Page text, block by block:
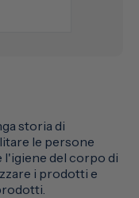
storia di
le persone
l'igiene del corpo di
i prodotti e